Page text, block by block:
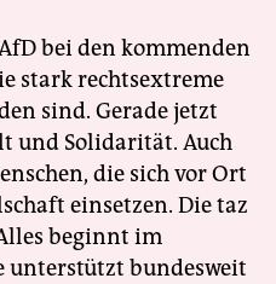
bei den kommenden
stark rechtsextreme
sind. Gerade jetzt
und Solidarität. Auch
die sich vor Ort
einsetzen. Die taz
beginnt im
unterstützt bundesweit